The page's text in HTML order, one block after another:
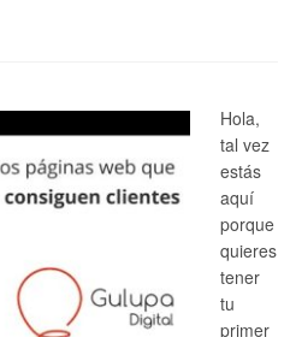
Hola,
tal vez
estás
aquí
porque
quieres
tener
tu
primer